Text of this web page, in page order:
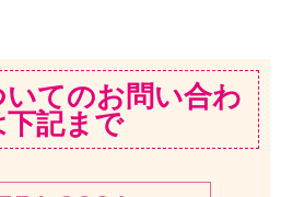
てのお問い合わ
下記まで